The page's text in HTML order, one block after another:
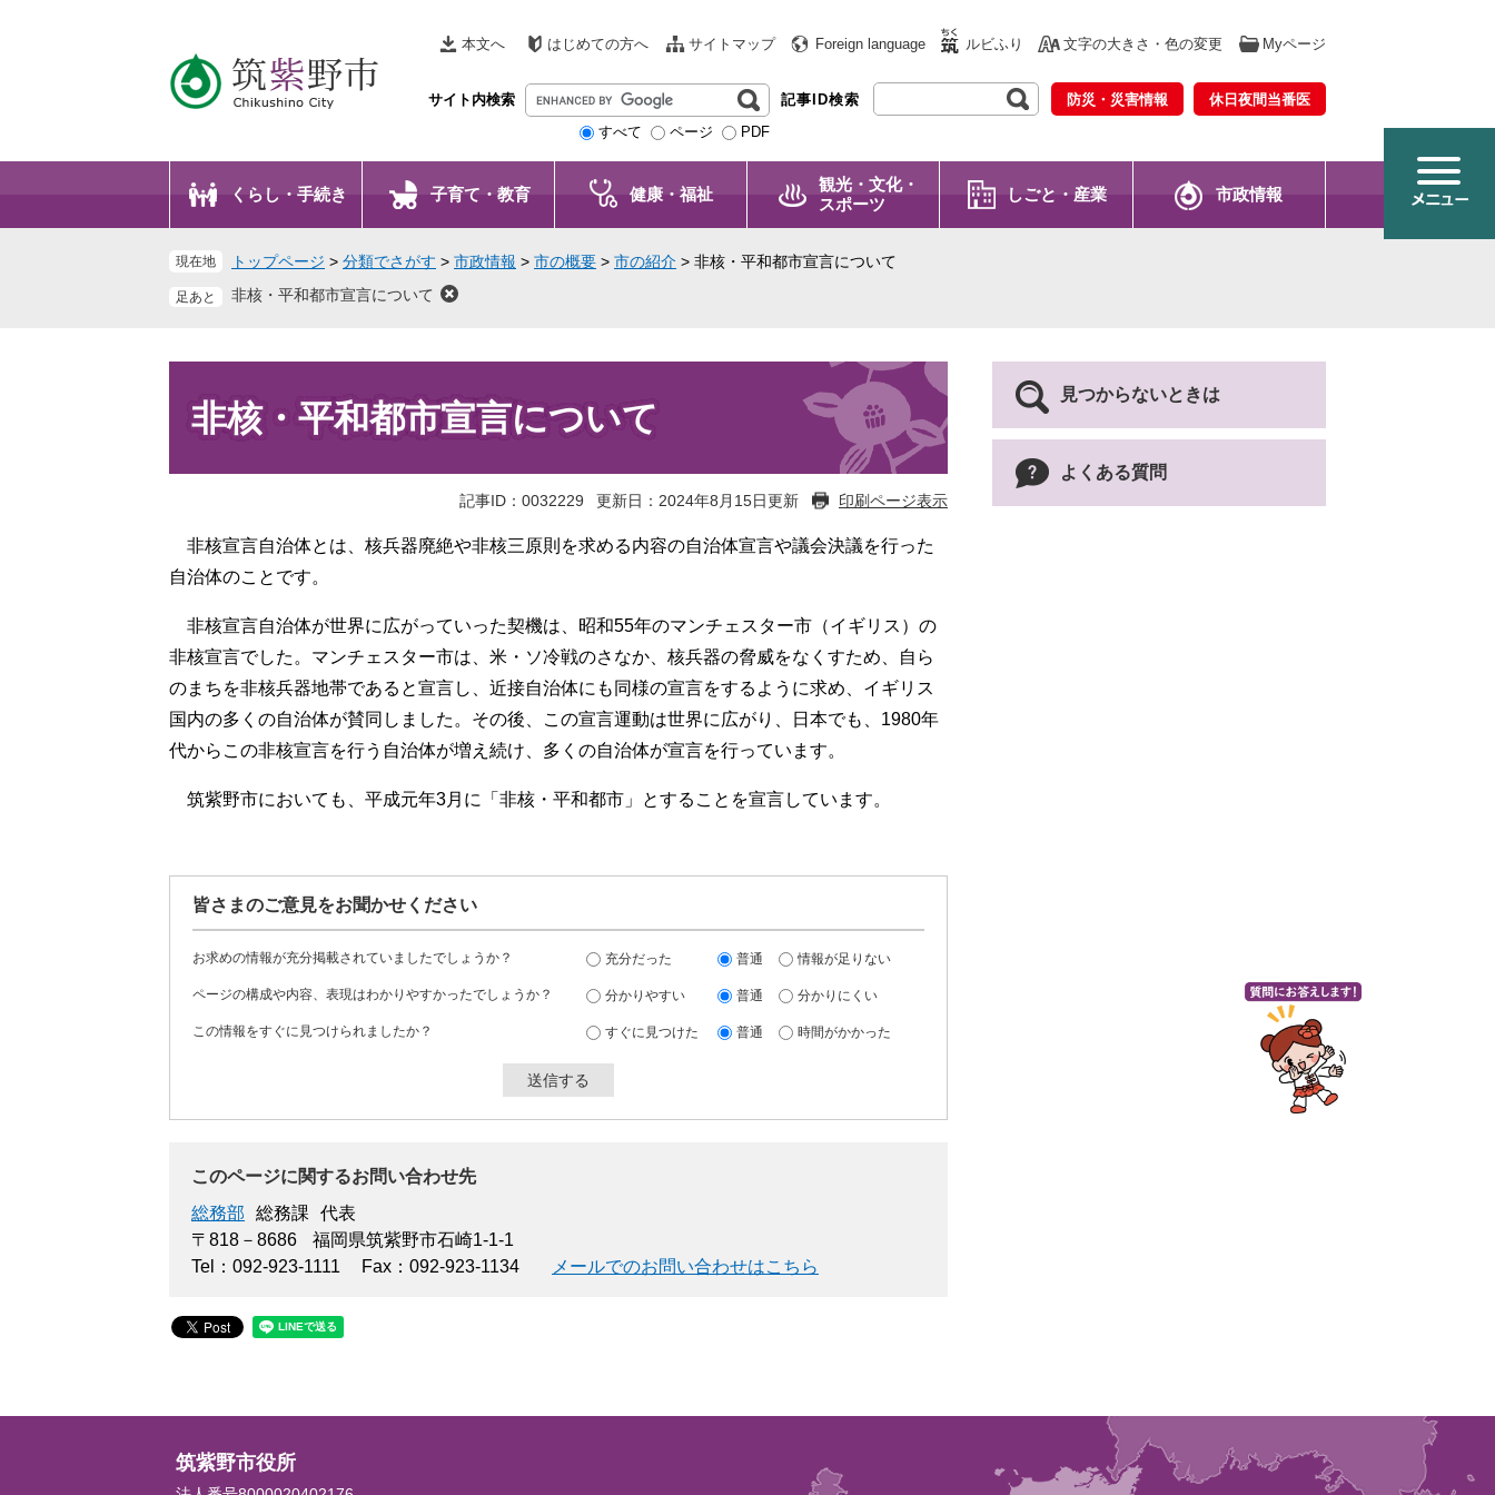
。
て
本文へ はじめての方へ サイトマップ Foreign language ルビふり 文字の大きさ・色の変更 Myページ
サイト内検索
G
o
l
ス
索
すべて ページ PDF
記事ID検索 防災・災害情報 休日夜間当番医
くらし・手続き 子育て・教育 健康・福祉
観光・文化・
スポーツ
しごと・産業 市政情報
現在地 トップページ > 分類でさがす > 市政情報 > 市の概要 > 市の紹介 > 非核・平和都市宣言について
非核・平和都市宣言について
非核・平和都市宣言について
記事ID：0032229 更新日：2024年8月15日更新 印刷ページ表示
非核宣言自治体とは、核兵器廃絶や非核三原則を求める内容の自治体宣言や議会決議を行った
自治体のことです。
非核宣言自治体が世界に広がっていった契機は、昭和55年のマンチェスター市（イギリス）の
非核宣言でした。マンチェスター市は、米・ソ冷戦のさなか、核兵器の脅威をなくすため、自ら
のまちを非核兵器地帯であると宣言し、近接自治体にも同様の宣言をするように求め、イギリス
国内の多くの自治体が賛同しました。その後、この宣言運動は世界に広がり、日本でも、1980年
代からこの非核宣言を行う自治体が増え続け、多くの自治体が宣言を行っています。
筑紫野市においても、平成元年3月に「非核・平和都市」とすることを宣言しています。
皆さまのご意見をお聞かせください
お求めの情報が充分掲載されていましたでしょうか？ 充分だった 普通 情報が足りない
ページの構成や内容、表現はわかりやすかったでしょうか？ 分かりやすい 普通 分かりにくい
この情報をすぐに見つけられましたか？ すぐに見つけた 普通 時間がかかった
このページに関するお問い合わせ先
総務部
総務課
代表
〒818－8686
福岡県筑紫野市石崎1-1-1
Tel：092-923-1111
Fax：092-923-1134 メールでのお問い合わせはこちら
見つからないときは
よくある質問
筑紫野市役所